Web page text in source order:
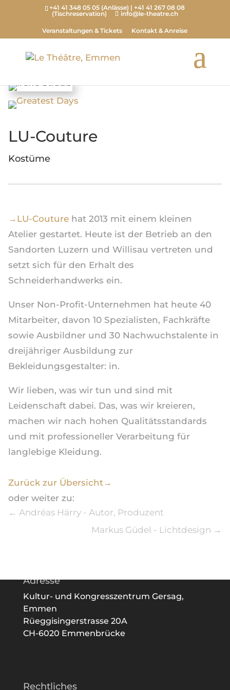
+41 41 348 05 05 (Anlässe) | +41 41 267 08 08
(Tischreservation)
info@le-theatre.ch
Veranstaltungen & Tickets Kontakt & Anreise
LU-Couture
Kostüme
→LU-Couturehat 2013 mit einem kleinen
Atelier gestartet. Heute ist der Betrieb an den
Sandorten Luzern und Willisau vertreten und
setzt sich für den Erhalt des
Schneiderhandwerks ein.
Unser Non-Profit-Unternehmen hat heute 40
Mitarbeiter, davon 10 Spezialisten, Fachkräfte
sowie Ausbildner und 30 Nachwuchstalente in
dreijähriger Ausbildung zur
Bekleidungsgestalter: in.
Wir lieben, was wir tun und sind mit
Leidenschaft dabei. Das, was wir kreieren,
machen wir nach hohen Qualitätsstandards
und mit professioneller Verarbeitung für
langlebige Kleidung.
Zurück zur Übersicht→
oder weiter zu:
← Andréas Härry - Autor, Produzent
Markus Güdel - Lichtdesign →
Adresse
Kultur- und Kongresszentrum Gersag,
Emmen
Rüeggisingerstrasse 20A
CH-6020 Emmenbrücke
Rechtliches